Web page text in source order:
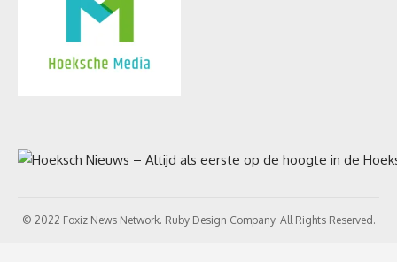
© 2022 Foxiz News Network. Ruby Design Company. All Rights Reserved.